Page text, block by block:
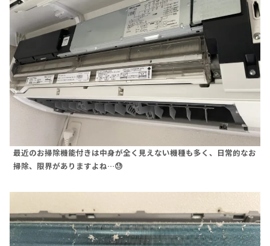
最近のお掃除機能付きは中身が全く見えない機種も多く、日常的なお
掃除、限界がありますよね…😓